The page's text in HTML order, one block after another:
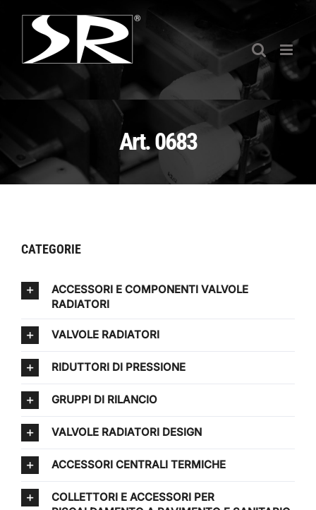
contenuto
Art. 0683
CATEGORIE
ACCESSORI E COMPONENTI VALVOLE
RADIATORI
VALVOLE RADIATORI
RIDUTTORI DI PRESSIONE
GRUPPI DI RILANCIO
VALVOLE RADIATORI DESIGN
ACCESSORI CENTRALI TERMICHE
COLLETTORI E ACCESSORI PER